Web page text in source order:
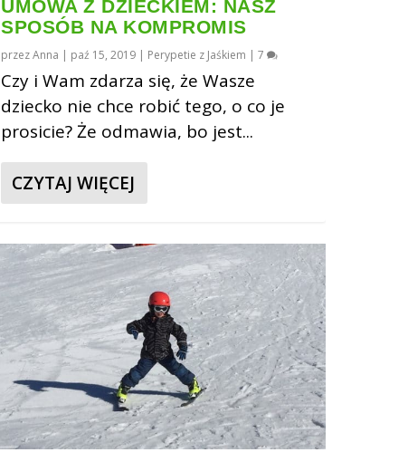
UMOWA Z DZIECKIEM: NASZ
SPOSÓB NA KOMPROMIS
przezAnna | paź 15, 2019 | Perypetie z Jaśkiem |7
Czy i Wam zdarza się, że Wasze
dziecko nie chce robić tego, o co je
prosicie? Że odmawia, bo jest...
CZYTAJ WIĘCEJ